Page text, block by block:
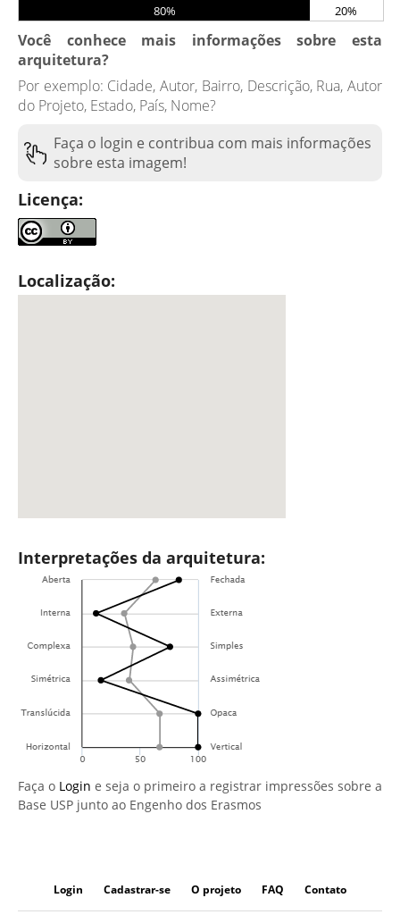
80% 20%
Você conhece mais informações sobre esta
arquitetura?
Por exemplo: Cidade, Autor, Bairro, Descrição, Rua, Autor
do Projeto, Estado, País, Nome?
Faça o login e contribua com mais informações
sobre esta imagem!
Licença:
Localização:
Interpretações da arquitetura:
Faça o Login e seja o primeiro a registrar impressões sobre a
Base USP junto ao Engenho dos Erasmos
Login Cadastrar-se O projeto FAQ Contato